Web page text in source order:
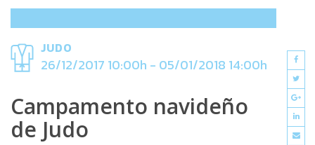
JUDO
26/12/2017 10:00h - 05/01/2018 14:00h
Campamento navideño
de Judo